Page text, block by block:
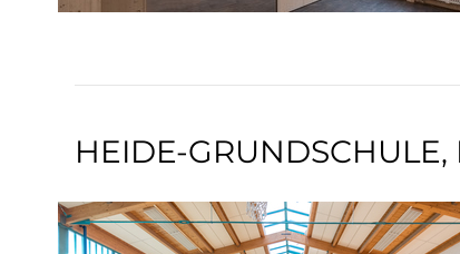
HEIDE-GRUNDSCHULE,